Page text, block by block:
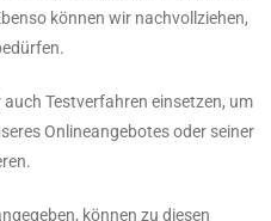
können wir nachvollziehen,
Testverfahren einsetzen, um
Onlineangebotes oder seiner
können zu diesen